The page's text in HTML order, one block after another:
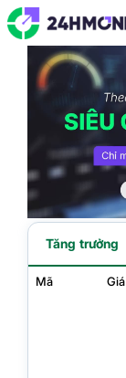
Tăng trưởng
Mã Giá